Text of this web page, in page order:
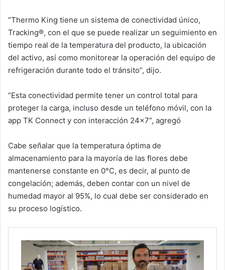
“Thermo King tiene un sistema de conectividad único,
Tracking®, con el que se puede realizar un seguimiento en
tiempo real de la temperatura del producto, la ubicación
del activo, así como monitorear la operación del equipo de
refrigeración durante todo el tránsito”, dijo.
“Esta conectividad permite tener un control total para
proteger la carga, incluso desde un teléfono móvil, con la
app TK Connect y con interacción 24×7”, agregó
Cabe señalar que la temperatura óptima de
almacenamiento para la mayoría de las flores debe
mantenerse constante en 0°C, es decir, al punto de
congelación; además, deben contar con un nivel de
humedad mayor al 95%, lo cual debe ser considerado en
su proceso logístico.